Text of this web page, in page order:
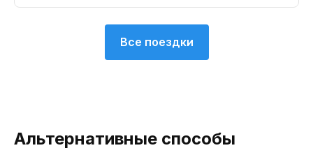
Все поездки
Альтернативные способы